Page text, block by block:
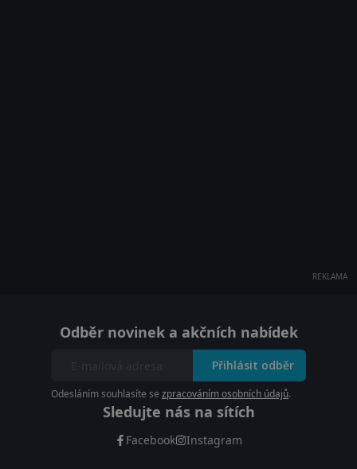
REKLAMA
Odběr novinek a akčních nabídek
Přihlásit odběr
Odesláním souhlasíte se zpracováním osobních údajů.
Sledujte nás na sítích
Facebook Instagram